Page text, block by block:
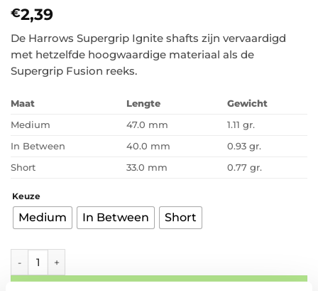
€2,39
De Harrows Supergrip Ignite shafts zijn vervaardigd
met hetzelfde hoogwaardige materiaal als de
Supergrip Fusion reeks.
Maat Lengte
Gewicht
Medium
47.0 mm
1.11 gr.
In Between
40.0 mm
0.93 gr.
Short
33.0 mm 0.77 gr.
Keuze
Medium In Between Short